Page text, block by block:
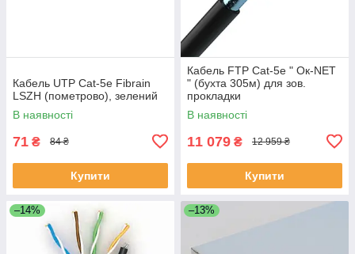
Кабель UTP Cat-5e Fibrain
LSZH (пометрово), зелений
В наявності
71 ₴ 84 ₴
Купити
Кабель FTP Cat-5е " Ок-NET
" (бухта 305м) для зов.
прокладки
В наявності
11 079 ₴ 12 959 ₴
Купити
–14% –13%